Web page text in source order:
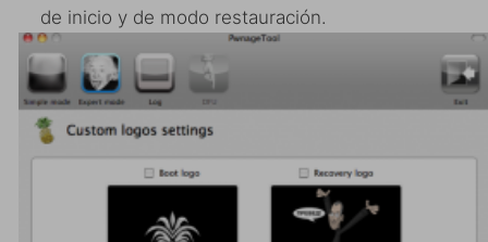
de inicio y de modo restauración.